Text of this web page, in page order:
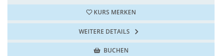
KURS MERKEN
WEITERE DETAILS
BUCHEN